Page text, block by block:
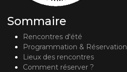
Sommaire
Rencontres d'été
Programmation & Réservation
Lieux des rencontres
Comment réserver ?